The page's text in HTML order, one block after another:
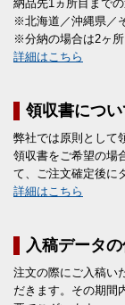
納品先1ヵ所目まで
※北海道／沖縄県／
※分納の場合は2ヶ所
詳細はこちら
領収書につい
弊社では原則として
領収書をご希望の場
て、ご注文確定後に
詳細はこちら
入稿データ
注文の際にご入稿い
だきます。その期間